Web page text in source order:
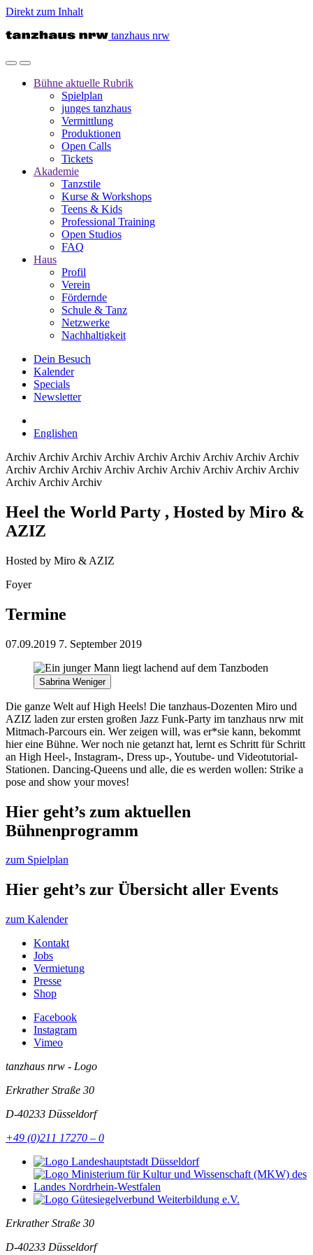
Direkt zum Inhalt
tanzhaus nrw
Bühne aktuelle Rubrik
Spielplan
junges tanzhaus
Vermittlung
Produktionen
Open Calls
Tickets
Akademie
Tanzstile
Kurse & Workshops
Teens & Kids
Professional Training
Open Studios
FAQ
Haus
Profil
Verein
Fördernde
Schule & Tanz
Netzwerke
Nachhaltigkeit
Dein Besuch
Kalender
Specials
Newsletter
Englishen
Archiv Archiv Archiv Archiv Archiv Archiv Archiv Archiv Archiv
Archiv Archiv Archiv Archiv Archiv Archiv Archiv Archiv Archiv
Archiv Archiv Archiv
Heel the World Party , Hosted by Miro &
AZIZ
Hosted by Miro & AZIZ
Foyer
Termine
07.09.2019 7. September 2019
Sabrina Weniger
Die ganze Welt auf High Heels! Die tanzhaus-Dozenten Miro und
AZIZ laden zur ersten großen Jazz Funk-Party im tanzhaus nrw mit
Mitmach-Parcours ein. Wer zeigen will, was er*sie kann, bekommt
hier eine Bühne. Wer noch nie getanzt hat, lernt es Schritt für Schritt
an High Heel-, Instagram-, Dress up-, Youtube- und Videotutorial-
Stationen. Dancing-Queens und alle, die es werden wollen: Strike a
pose and show your moves!
Hier geht’s zum aktuellen
Bühnenprogramm
zum Spielplan
Hier geht’s zur Übersicht aller Events
zum Kalender
Kontakt
Jobs
Vermietung
Presse
Shop
Facebook
Instagram
Vimeo
tanzhaus nrw - Logo
Erkrather Straße 30
D-40233 Düsseldorf
+49 (0)211 17270 – 0
Erkrather Straße 30
D-40233 Düsseldorf